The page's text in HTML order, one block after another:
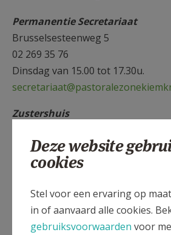
Permanentie Secretariaat
Brusselsesteenweg 5
02 269 35 76
Dinsdag van 15.00 tot 17.30u.
Zustershuis
02 269 44 53
dominica.vanaken@telenet.be
Doopcatechese
Myriam Devriendt
Deze website
cookies
Stel voor een ervaring op
in of aanvaard alle cookies.
gebruiksvoorwaarden voor